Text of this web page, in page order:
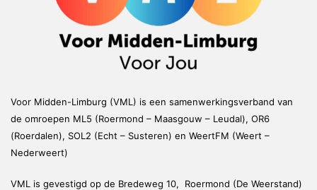
Voor Midden-Limburg (VML) is een samenwerkingsverband van
de omroepen ML5 (Roermond – Maasgouw – Leudal), OR6
(Roerdalen), SOL2 (Echt – Susteren) en WeertFM (Weert –
Nederweert)
VML is gevestigd op de Bredeweg 10, Roermond (De Weerstand)